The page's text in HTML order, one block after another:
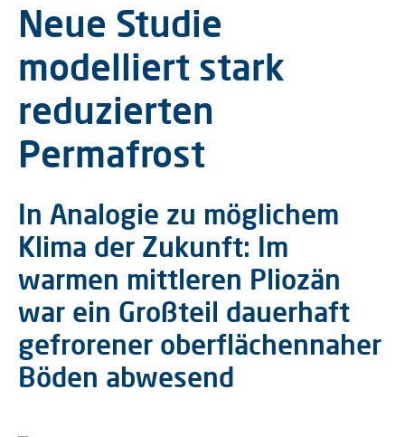
Neue Studie
modelliert stark
reduzierten
Permafrost
In Analogie zu möglichem
Klima der Zukunft: Im
warmen mittleren Pliozän
war ein Großteil dauerhaft
gefrorener oberflächennaher
Böden abwesend